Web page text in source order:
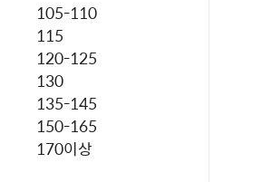
105-110
115
120-125
130
135-145
150-165
170이상